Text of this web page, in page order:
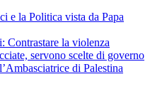
e la Politica vista da Papa
la violenza
servono scelte di governo
di Palestina